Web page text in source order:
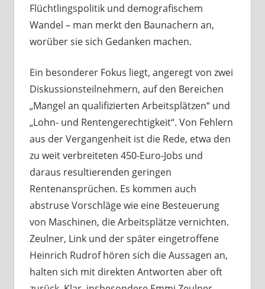
Flüchtlingspolitik und demografischem
Wandel – man merkt den Baunachern an,
worüber sie sich Gedanken machen.
Ein besonderer Fokus liegt, angeregt von zwei
Diskussionsteilnehmern, auf den Bereichen
„Mangel an qualifizierten Arbeitsplätzen“ und
„Lohn- und Rentengerechtigkeit“. Von Fehlern
aus der Vergangenheit ist die Rede, etwa den
zu weit verbreiteten 450-Euro-Jobs und
daraus resultierenden geringen
Rentenansprüchen. Es kommen auch
abstruse Vorschläge wie eine Besteuerung
von Maschinen, die Arbeitsplätze vernichten.
Zeulner, Link und der später eingetroffene
Heinrich Rudrof hören sich die Aussagen an,
halten sich mit direkten Antworten aber oft